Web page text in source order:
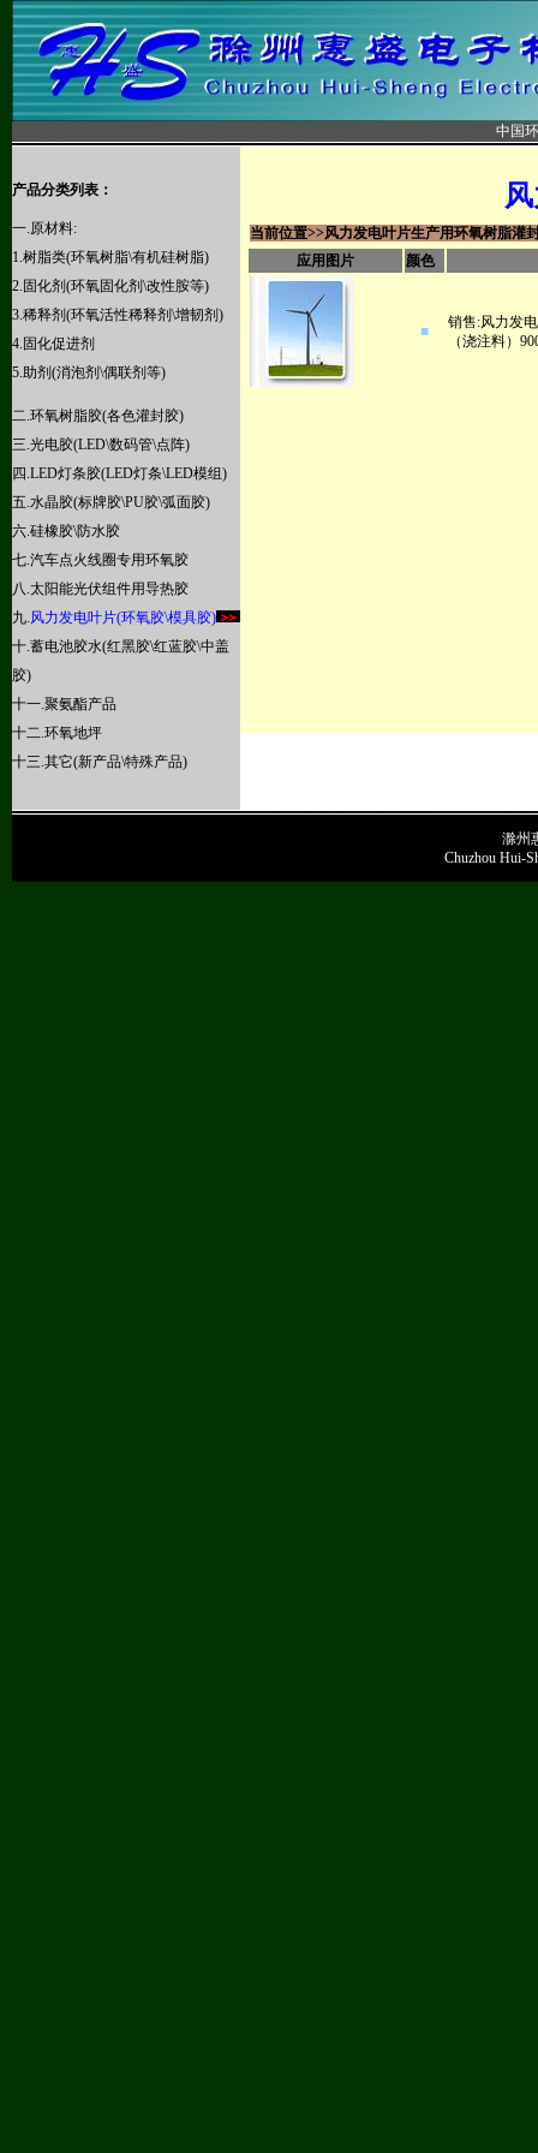
中国
产品分类列表：
一.原材料:
1.树脂类(环氧树脂\有机硅树脂)
2. 固化剂(环氧固化剂\改性胺等)
3.稀释剂(环氧活性稀释剂\增韧剂)
4. 固化促进剂
5.助剂(消泡剂\偶联剂等)
二.环氧树脂胶(各色灌封胶)
三.光电胶(LED\数码管\点阵)
四 .LED灯条胶(LED灯条\LED模组)
五.水晶胶(标牌胶\PU胶\弧面胶)
六.硅橡胶\防水胶
七.汽车点火线圈专用环氧胶
八.太阳能光伏组件用导热胶
九.风力发电叶片(环氧胶\模具胶)
十.蓄电池胶水(红黑胶\红蓝胶\中盖
胶)
十一.聚氨酯产品
十二.环氧地坪
十三.其它(新产品\特殊产品)
当前位置>>风力发电叶片生产用环氧树脂灌
应用图片
颜色
■
销售:风力发
（浇注料）
滁州
Chuzhou Hui-